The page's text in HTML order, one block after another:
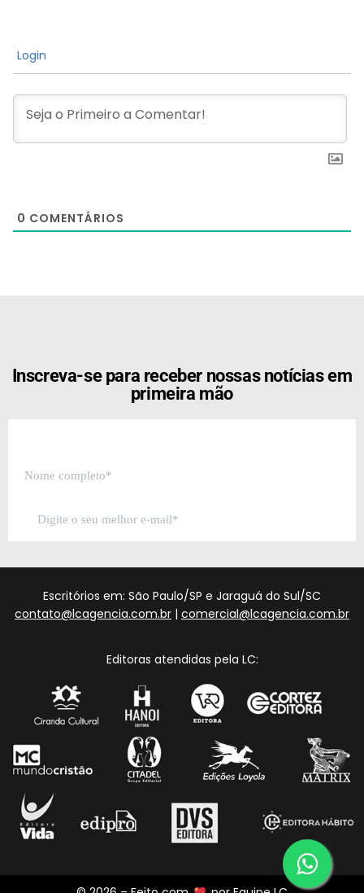
Login
0 COMENTÁRIOS
Inscreva-se para receber nossas notícias em
primeira mão
Escritórios em: São Paulo/SP e Jaraguá do Sul/SC
contato@lcagencia.com.br | comercial@lcagencia.com.br
Editoras atendidas pela LC: